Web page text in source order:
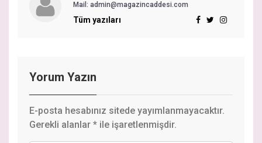
Mail: admin@magazincaddesi.com
Tüm yazıları
Yorum Yazın
E-posta hesabınız sitede yayımlanmayacaktır.
Gerekli alanlar * ile işaretlenmişdir.